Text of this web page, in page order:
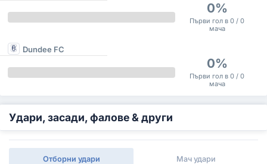
0%
Първи гол в 0 / 0
мача
Dundee FC
0%
Първи гол в 0 / 0
мача
Удари, засади, фалове & други
Отборни удари Мач удари